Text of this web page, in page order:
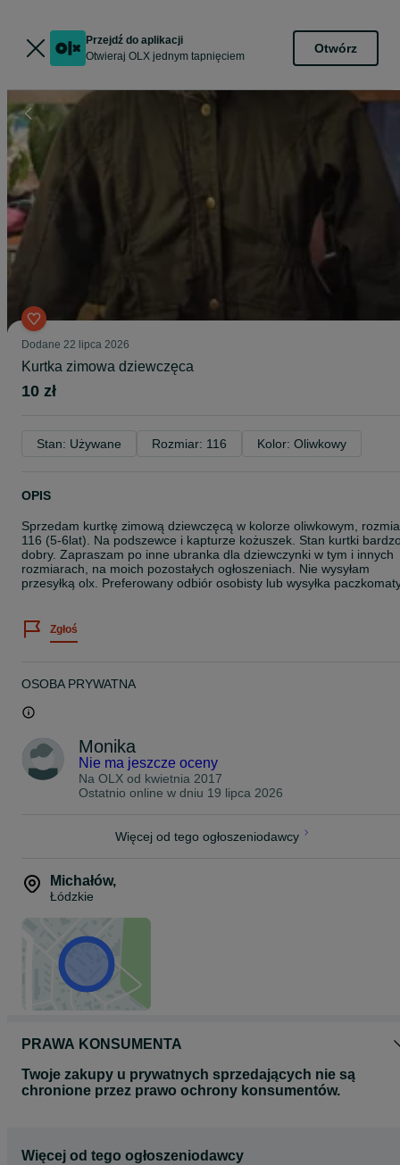
Przejdź do aplikacji
Otwieraj OLX jednym tapnięciem
Otwórz
Dodane 22 lipca 2026
Kurtka zimowa dziewczęca
10 zł
Stan: Używane Rozmiar: 116 Kolor: Oliwkowy
OPIS
Sprzedam kurtkę zimową dziewczęcą w kolorze oliwkowym,
116 (5-6lat). Na podszewce i kapturze kożuszek. Stan kurtki
dobry. Zapraszam po inne ubranka dla dziewczynki w tym i innych
rozmiarach, na moich pozostałych ogłoszeniach. Nie wysyłam
przesyłką olx. Preferowany odbiór osobisty lub wysyłka
Zgłoś
OSOBA PRYWATNA
Monika
Nie ma jeszcze oceny
Na OLX od kwietnia 2017
Ostatnio online w dniu 19 lipca 2026
Więcej od tego ogłoszeniodawcy
Michałów,
Łódzkie
PRAWA KONSUMENTA
Twoje zakupy u prywatnych sprzedających nie są
chronione przez prawo ochrony konsumentów.
Więcej od tego ogłoszeniodawcy